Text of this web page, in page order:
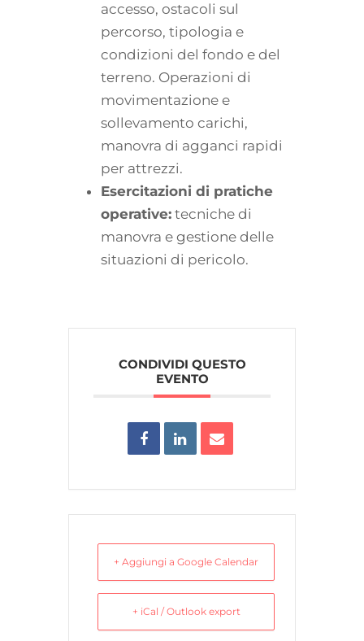
accesso, ostacoli sul
percorso, tipologia e
condizioni del fondo e del
terreno. Operazioni di
movimentazione e
sollevamento carichi,
manovra di agganci rapidi
per attrezzi.
Esercitazioni di pratiche
operative: tecniche di
manovra e gestione delle
situazioni di pericolo.
CONDIVIDI QUESTO
EVENTO
+ Aggiungi a Google Calendar
+ iCal / Outlook export